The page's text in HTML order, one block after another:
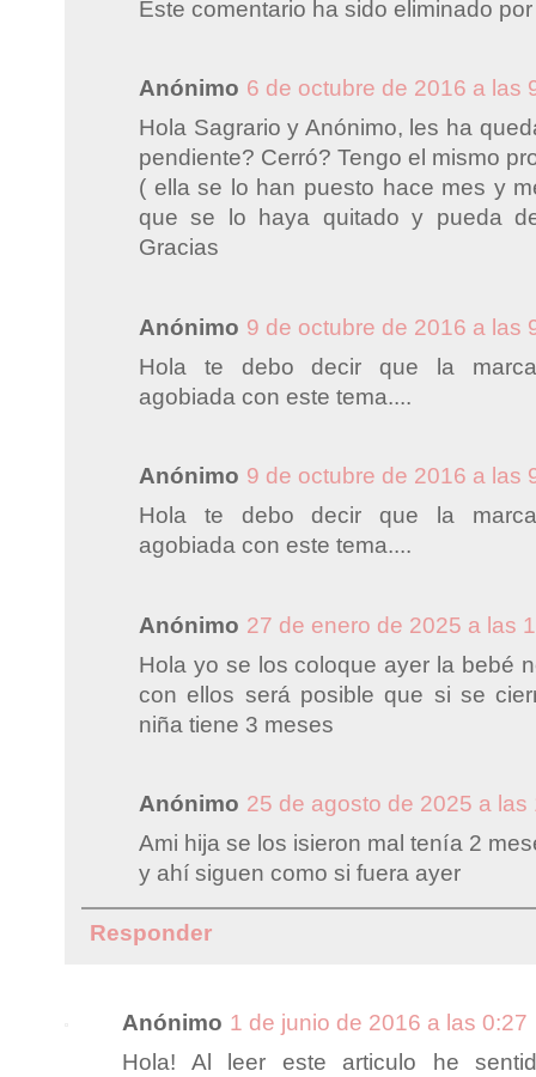
Este comentario ha sido eliminado
Anónimo 6 de octubre de 2016 a las
Hola Sagrario y Anónimo, les ha
pendiente? Cerró? Tengo el mismo
( ella se lo han puesto hace mes y
que se lo haya quitado y pueda
Gracias
Anónimo 9 de octubre de 2016 a las
Hola te debo decir que la marca
agobiada con este tema....
Anónimo 9 de octubre de 2016 a las
Hola te debo decir que la marca
agobiada con este tema....
Anónimo 27 de enero de 2025 a las
Hola yo se los coloque ayer la bebé
con ellos será posible que si se
niña tiene 3 meses
Anónimo 25 de agosto de 2025 a las
Ami hija se los isieron mal tenía 2
y ahí siguen como si fuera ayer
Responder
Anónimo 1 de junio de 2016 a las 0:27
Hola! Al leer este articulo he